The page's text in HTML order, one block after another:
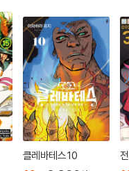
클레바테스 10